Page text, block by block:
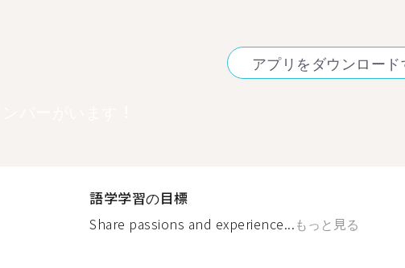
アプリをダウンロード
語学学習の目標
Share passions and experience...もっと見る